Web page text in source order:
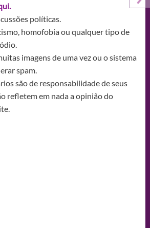
políticas.
homofobia ou qualquer tipo de
imagens de uma vez ou o sistema
spam.
são de responsabilidade de seus
refletem em nada a opinião do